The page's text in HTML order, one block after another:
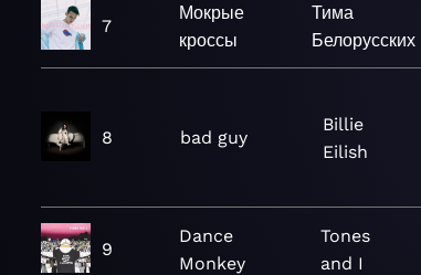
7
Мокрые
кроссы
Тима
Белорусских
8 bad guy
Billie
Eilish
9
Dance
Monkey
Tones
and I